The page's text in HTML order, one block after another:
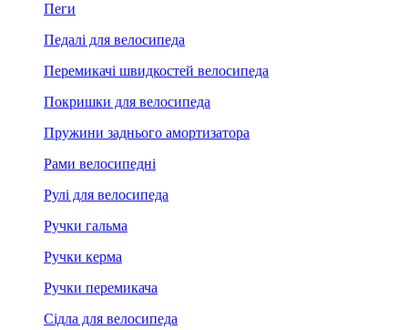
Пеги
Педалі для велосипеда
Перемикачі швидкостей велосипеда
Покришки для велосипеда
Пружини заднього амортизатора
Рами велосипедні
Рулі для велосипеда
Ручки гальма
Ручки керма
Ручки перемикача
Сідла для велосипеда